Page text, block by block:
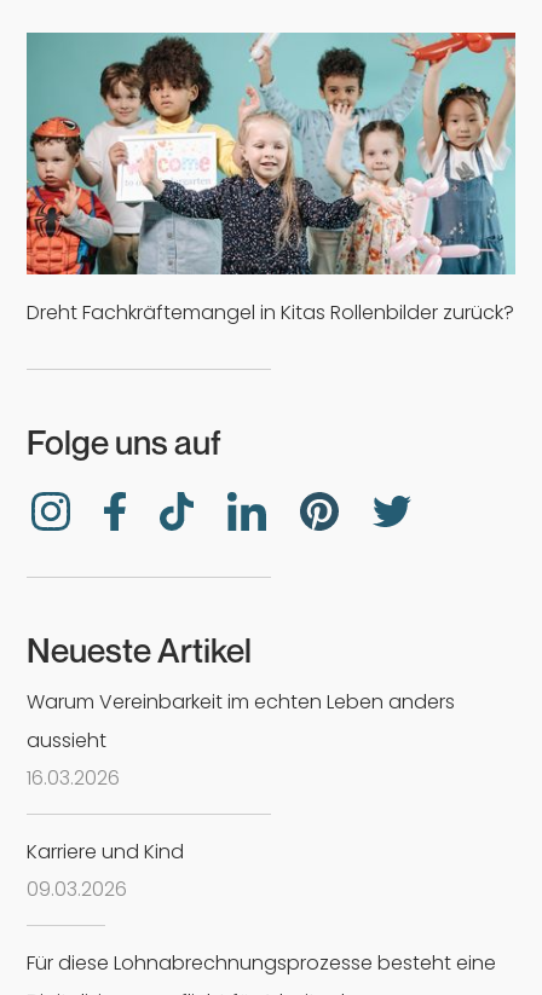
Dreht Fachkräftemangel in Kitas Rollenbilder zurück?
Folge uns auf
Neueste Artikel
Warum Vereinbarkeit im echten Leben anders
aussieht
16.03.2026
Karriere und Kind
09.03.2026
Für diese Lohnabrechnungsprozesse besteht eine